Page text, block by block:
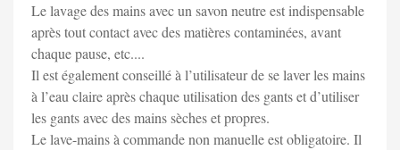
Le lavage des mains avec un savon neutre est indispensable
après tout contact avec des matières contaminées, avant
chaque pause, etc....
Il est également conseillé à l’utilisateur de se laver les mains
à l’eau claire après chaque utilisation des gants et d’utiliser
les gants avec des mains sèches et propres.
Le lave-mains à commande non manuelle est obligatoire. Il